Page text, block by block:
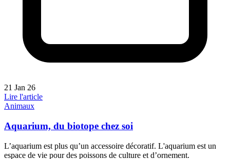
21 Jan 26
Lire l'article
Animaux
Aquarium, du biotope chez soi
L’aquarium est plus qu’un accessoire décoratif. L'aquarium est un
espace de vie pour des poissons de culture et d’ornement.